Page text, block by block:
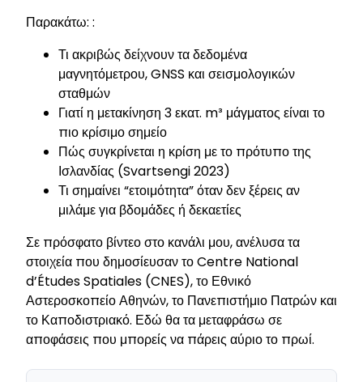
Παρακάτω: :
Τι ακριβώς δείχνουν τα δεδομένα
μαγνητόμετρου, GNSS και σεισμολογικών
σταθμών
Γιατί η μετακίνηση 3 εκατ. m³ μάγματος είναι το
πιο κρίσιμο σημείο
Πώς συγκρίνεται η κρίση με το πρότυπο της
Ισλανδίας (Svartsengi 2023)
Τι σημαίνει “ετοιμότητα” όταν δεν ξέρεις αν
μιλάμε για βδομάδες ή δεκαετίες
Σε πρόσφατο βίντεο στο κανάλι μου, ανέλυσα τα
στοιχεία που δημοσίευσαν το Centre National
d’Études Spatiales (CNES), το Εθνικό
Αστεροσκοπείο Αθηνών, το Πανεπιστήμιο Πατρών και
το Καποδιστριακό. Εδώ θα τα μεταφράσω σε
αποφάσεις που μπορείς να πάρεις αύριο το πρωί.